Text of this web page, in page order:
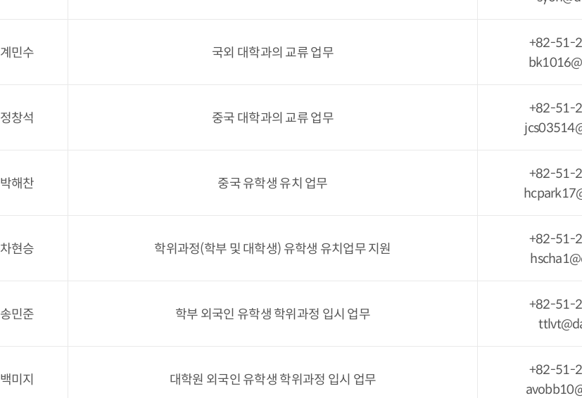
계민수 국외 대학과의 교류 업무
+82-51-
정창석 중국 대학과의 교류 업무
+82-51-
박해찬 중국 유학생 유치 업무
+82-51-
차현승 학위과정(학부 및 대학생) 유학생 유치업무 지원
+82-51-
송민준 학부 외국인 유학생 학위과정 입시 업무
+82-51-
백미지 대학원 외국인 유학생 학위과정 입시 업무
+82-51-